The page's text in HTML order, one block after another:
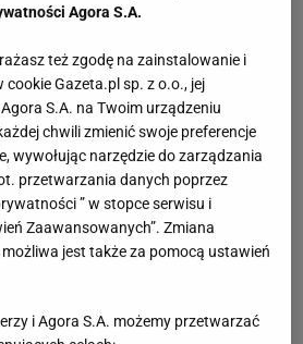
Agora S.A.
też zgodę na zainstalowanie i
Gazeta.pl sp. z o.o., jej
S.A. na Twoim urządzeniu
chwili zmienić swoje preferencje
wywołując narzędzie do zarządzania
przetwarzania danych poprzez
” w stopce serwisu i
Zaawansowanych”. Zmiana
jest także za pomocą ustawień
i Agora S.A. możemy przetwarzać